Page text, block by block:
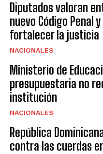
Diputados valoran
nuevo Código Penal
fortalecer la justicia
NACIONALES
Ministerio de
presupuestaria no
institución
NACIONALES
República
contra las cuerdas